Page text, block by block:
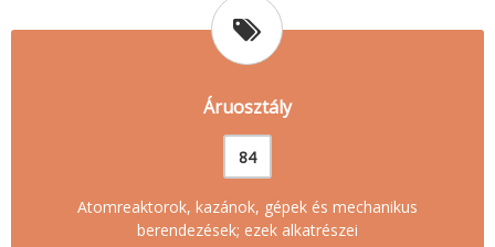
Áruosztály
84
Atomreaktorok, kazánok, gépek és mechanikus
berendezések; ezek alkatrészei